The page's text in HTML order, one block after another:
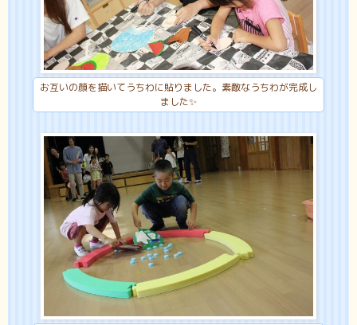
お互いの顔を描いてうちわに貼りました。素敵なうちわが完成し
ました✨